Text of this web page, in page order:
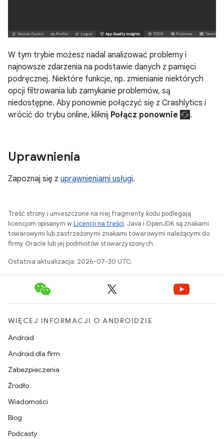
W tym trybie możesz nadal analizować problemy i
najnowsze zdarzenia na podstawie danych z pamięci
podręcznej. Niektóre funkcje, np. zmienianie niektórych
opcji filtrowania lub zamykanie problemów, są
niedostępne. Aby ponownie połączyć się z Crashlytics i
wrócić do trybu online, kliknij Połącz ponownie .
Uprawnienia
Zapoznaj się z uprawnieniami usługi.
Treść strony i umieszczone na niej fragmenty kodu podlegają
licencjom opisanym wLicencji na treści. Java i OpenJDK są znakami
towarowymi lub zastrzeżonymi znakami towarowymi należącymi do
firmy Oracle lub jej podmiotów stowarzyszonych.
Ostatnia aktualizacja: 2026-07-30 UTC.
WIĘCEJ INFORMACJI O ANDROIDZIE
Android
Android dla firm
Zabezpieczenia
Źródło
Wiadomości
Blog
Podcasty